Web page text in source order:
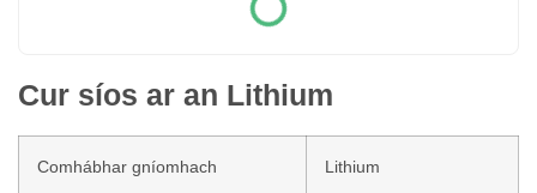
Cur síos ar an Lithium
Comhábhar gníomhach Lithium